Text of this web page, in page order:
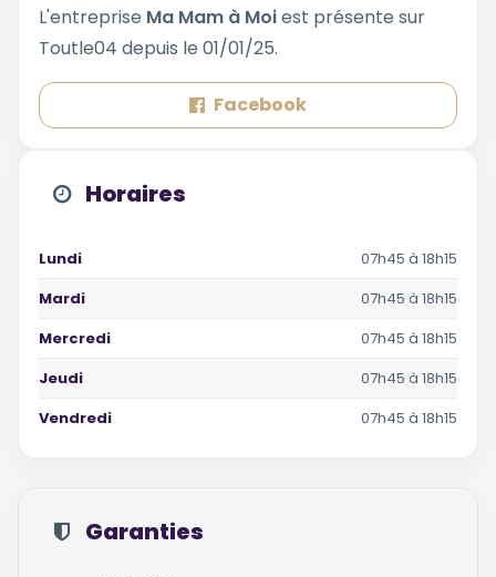
L'entreprise Ma Mam à Moiest présente sur
Toutle04 depuis le 01/01/25.
Facebook
Horaires
Lundi
07h45 à 18h15
Mardi
07h45 à 18h15
Mercredi
07h45 à 18h15
Jeudi
07h45 à 18h15
Vendredi
07h45 à 18h15
Garanties